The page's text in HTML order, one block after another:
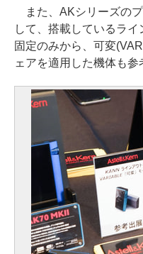
また、AKシリーズの
して、搭載しているラ
固定のみから、可変
ェアを適用した機体も参